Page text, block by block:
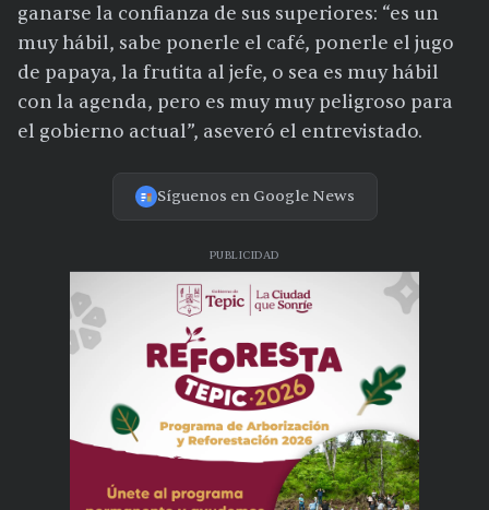
ganarse la confianza de sus superiores: “es un
muy hábil, sabe ponerle el café, ponerle el jugo
de papaya, la frutita al jefe, o sea es muy hábil
con la agenda, pero es muy muy peligroso para
el gobierno actual”, aseveró el entrevistado.
Síguenos en Google News
PUBLICIDAD